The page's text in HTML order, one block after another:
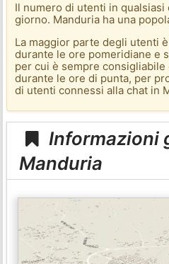
Il numero di utenti in
giorno. Manduria ha una
La maggior parte degli utenti
durante le ore pomeridiane e
per cui è sempre
durante le ore di punta, per
di utenti connessi alla chat in
Informazioni
Manduria